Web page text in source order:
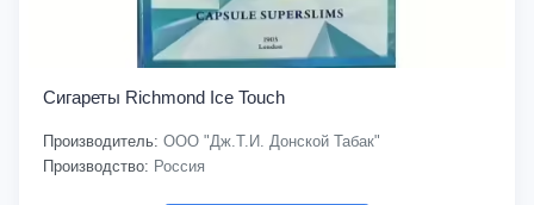
Сигареты Richmond Ice Touch
Производитель: ООО "Дж.Т.И. Донской Табак"
Производство: Россия